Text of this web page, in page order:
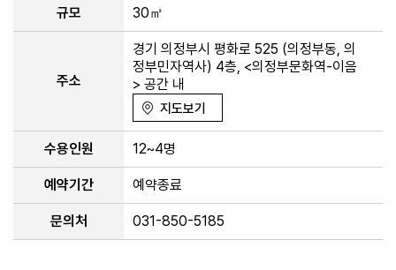
규모 30㎡
주소
경기 의정부시 평화로 525 (의정부동, 의
정부민자역사) 4층, <의정부문화역-이음
> 공간 내
지도보기
수용인원 12~4명
예약기간 예약종료
문의처 031-850-5185